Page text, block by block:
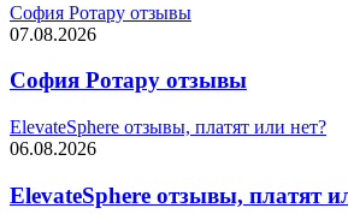
София Ротару отзывы
07.08.2026
София Ротару отзывы
ElevateSphere отзывы, платят или нет?
06.08.2026
ElevateSphere отзывы, платят